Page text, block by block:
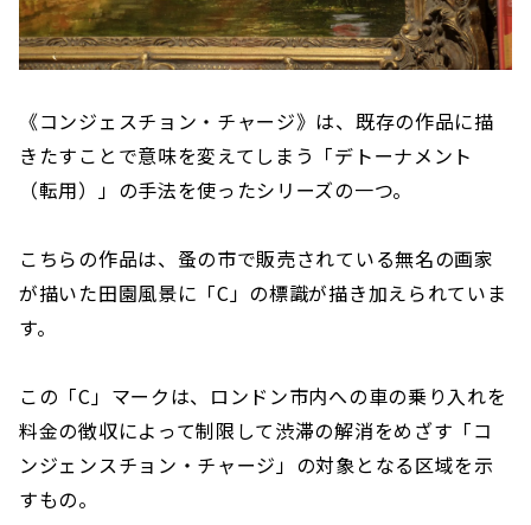
《コンジェスチョン・チャージ》は、既存の作品に描
きたすことで意味を変えてしまう「デトーナメント
（転用）」の手法を使ったシリーズの一つ。
こちらの作品は、蚤の市で販売されている無名の画家
が描いた田園風景に「C」の標識が描き加えられていま
す。
この「C」マークは、ロンドン市内への車の乗り入れを
料金の徴収によって制限して渋滞の解消をめざす「コ
ンジェンスチョン・チャージ」の対象となる区域を示
すもの。